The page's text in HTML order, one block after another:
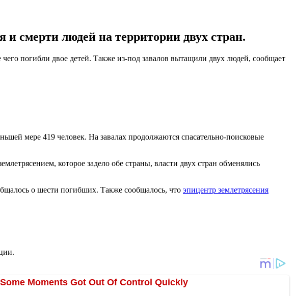
смерти людей на территории двух стран.
чего погибли двое детей. Также из-под завалов вытащили двух людей, сообщает
мере 419 человек. На завалах продолжаются спасательно-поисковые
которое задело обе страны, власти двух стран обменялись
о шести погибших. Также сообщалось, что эпицентр землетрясения